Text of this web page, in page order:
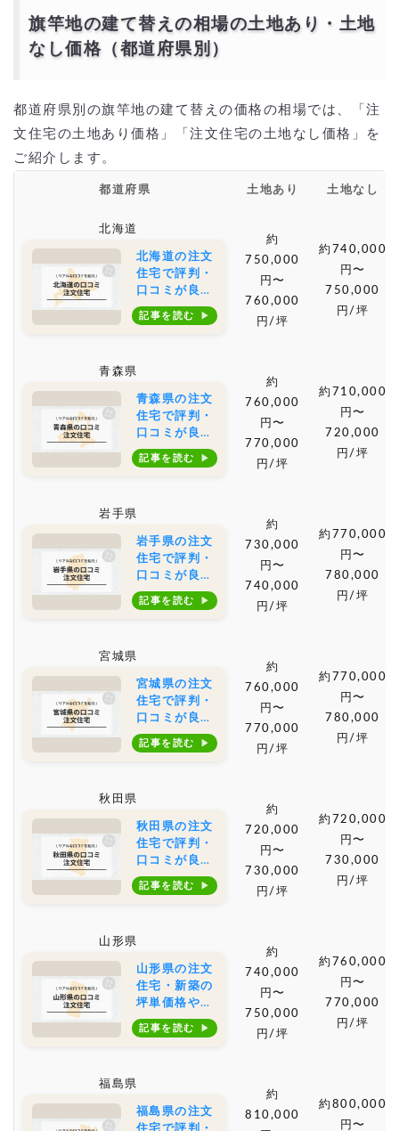
旗竿地の建て替えの相場の土地あり・土地
なし価格（都道府県別）
都道府県別の旗竿地の建て替えの価格の相場では、「注
文住宅の土地あり価格」「注文住宅の土地なし価格」を
ご紹介します。
都道府県 土地あり 土地なし
北海道
北海道の注文
住宅で評判・
口コミが良い
おすすめの建
築会社・工務
相場もご紹介
記事を読む
約
750,000
円〜
760,000
円/坪
約740,000
円〜
750,000
円/坪
青森県
青森県の注文
住宅で評判・
口コミが良い
おすすめの建
築会社・工務
相場もご紹介
記事を読む
約
760,000
円〜
770,000
円/坪
約710,000
円〜
720,000
円/坪
岩手県
岩手県の注文
住宅で評判・
口コミが良い
おすすめの建
築会社・工務
相場もご紹介
記事を読む
約
730,000
円〜
740,000
円/坪
約770,000
円〜
780,000
円/坪
宮城県
宮城県の注文
住宅で評判・
口コミが良い
おすすめの建
築会社・工務
相場もご紹介
記事を読む
約
760,000
円〜
770,000
円/坪
約770,000
円〜
780,000
円/坪
秋田県
秋田県の注文
住宅で評判・
口コミが良い
おすすめの建
築会社・工務
相場もご紹介
記事を読む
約
720,000
円〜
730,000
円/坪
約720,000
円〜
730,000
円/坪
山形県
山形県の注文
住宅・新築の
坪単価格や土
地購入の相場
とおすすめの
記事を読む
約
740,000
円〜
750,000
円/坪
約760,000
円〜
770,000
円/坪
福島県
福島県の注文
住宅で評判・
約
810,000
約800,000
円〜